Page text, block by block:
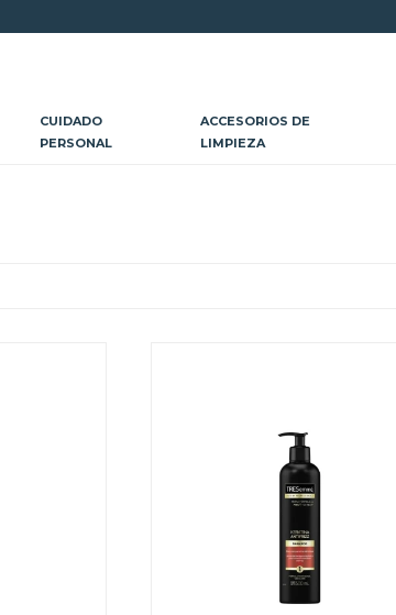
CUIDADO
PERSONAL
ACCESORIOS DE
LIMPIEZA